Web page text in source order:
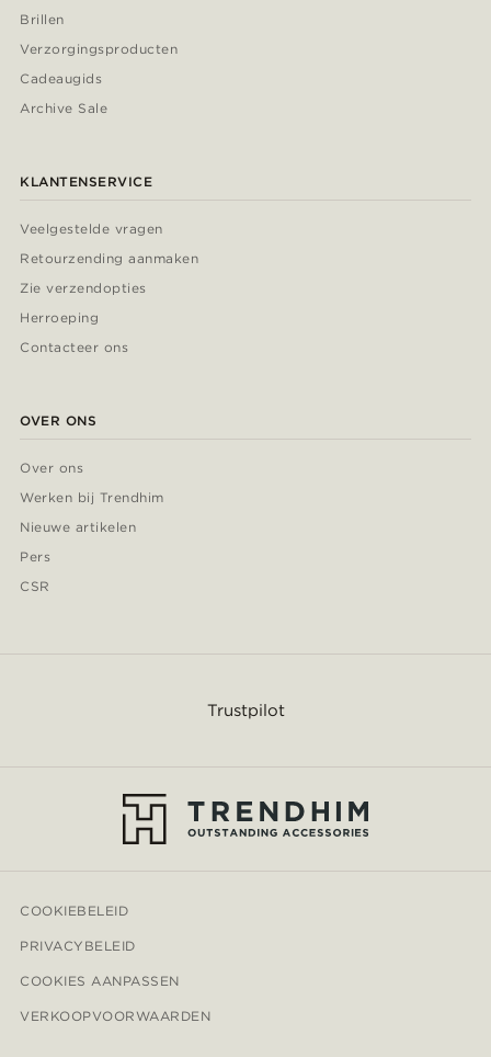
Brillen
Verzorgingsproducten
Cadeaugids
Archive Sale
KLANTENSERVICE
Veelgestelde vragen
Retourzending aanmaken
Zie verzendopties
Herroeping
Contacteer ons
OVER ONS
Over ons
Werken bij Trendhim
Nieuwe artikelen
Pers
CSR
Trustpilot
COOKIEBELEID
PRIVACYBELEID
COOKIES AANPASSEN
VERKOOPVOORWAARDEN